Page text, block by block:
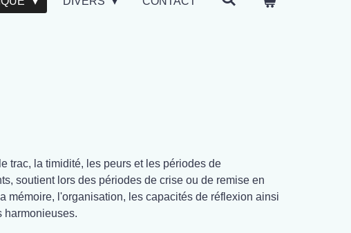
trac, la timidité, les peurs et les périodes de
soutient lors des périodes de crise ou de remise en
mémoire, l'organisation, les capacités de réflexion ainsi
harmonieuses.